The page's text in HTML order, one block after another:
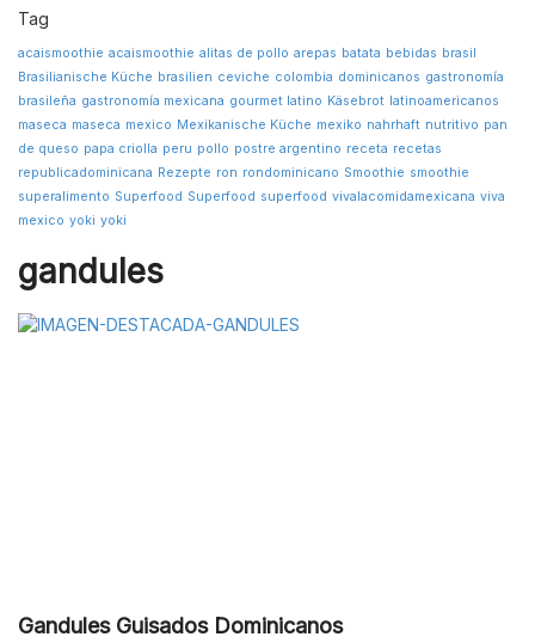
Tag
acaismoothie acaismoothie alitas de pollo arepas batata bebidas brasil
Brasilianische Küche brasilien ceviche colombia dominicanos gastronomía
brasileña gastronomía mexicana gourmet latino Käsebrot latinoamericanos
maseca maseca mexico Mexikanische Küche mexiko nahrhaft nutritivo pan
de queso papa criolla peru pollo postre argentino receta recetas
republicadominicana Rezepte ron rondominicano Smoothie smoothie
superalimento Superfood Superfood superfood vivalacomidamexicana viva
mexico yoki yoki
gandules
Gandules Guisados Dominicanos